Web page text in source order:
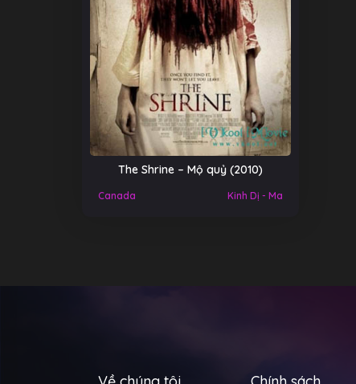
The Shrine – Mộ quỷ (2010)
Canada Kinh Dị - Ma